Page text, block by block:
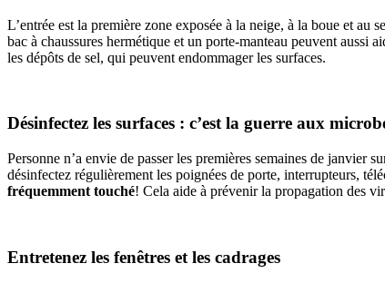
L’entrée est la première zone exposée à la neige, à la boue et au
bac à chaussures hermétique et un porte-manteau peuvent aussi
les dépôts de sel, qui peuvent endommager les surfaces.
Désinfectez les surfaces : c’est la guerre aux
Personne n’a envie de passer les premières semaines de
désinfectez régulièrement les poignées de porte, interrupteurs,
fréquemment touché! Cela aide à prévenir la propagation des
Entretenez les fenêtres et les cadrages